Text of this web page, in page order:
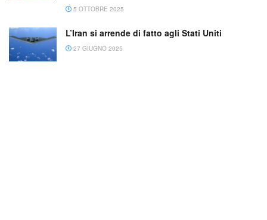
5 OTTOBRE 2025
L’Iran si arrende di fatto agli Stati Uniti
27 GIUGNO 2025